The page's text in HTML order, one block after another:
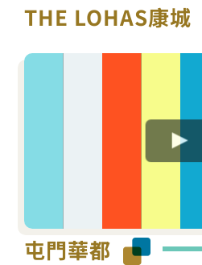
THE LOHAS康城
屯門華都